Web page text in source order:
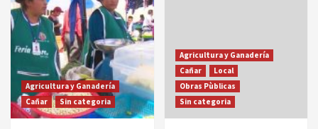
Agricultura y Ganadería
Cañar
Sin categoria
Agricultura y Ganadería
Cañar
Local
Obras Pùblicas
Sin categoria